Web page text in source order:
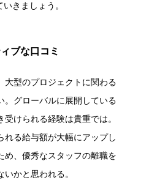
きましょう。
ブな口コミ
大型のプロジェクトに関わる
。グローバルに展開している
けられる経験は貴重では。
れる給与額が大幅にアップし
め、優秀なスタッフの離職を
かと思われる。